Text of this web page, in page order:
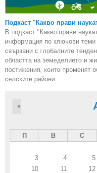
Подкаст "Какво прави
В подкаст "Какво прави
информация по ключови теми
свързани с глобалните
областта на земеделието и
постижения, които променят
селските райони.
«
П В С
3
4 5
10
11 12